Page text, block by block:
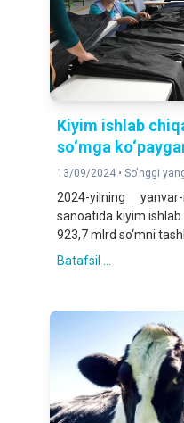
Kiyim ishlab
so‘mga
13/09/2024 • So'nggi
2024-yilning
sanoatida kiyim ishlab
923,7 mlrd so‘mni
Batafsil ...